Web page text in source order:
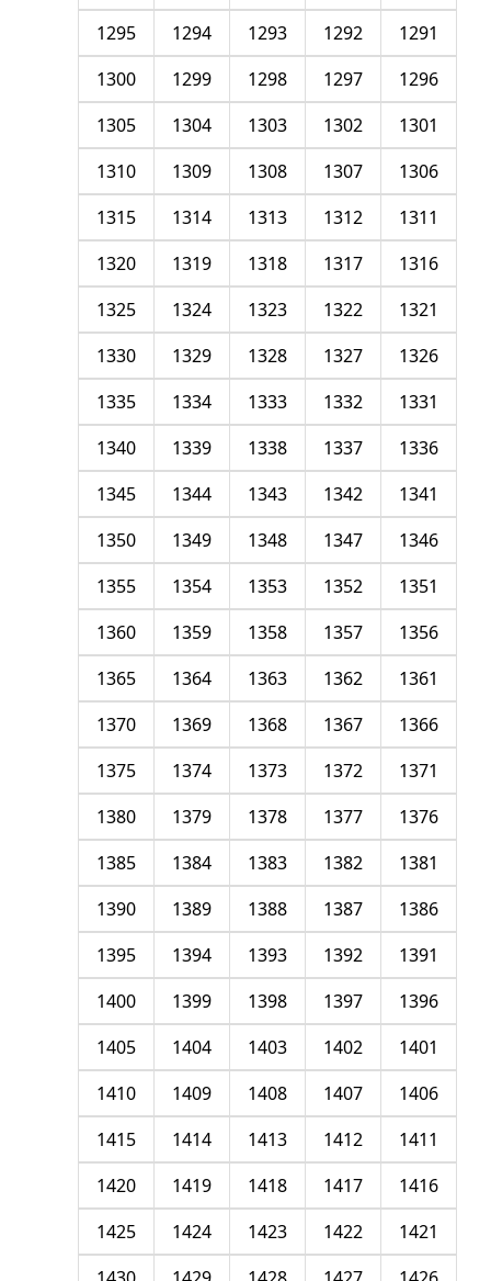
1291
1292
1293
1294
1295
1296
1297
1298
1299
1300
1301
1302
1303
1304
1305
1306
1307
1308
1309
1310
1311
1312
1313
1314
1315
1316
1317
1318
1319
1320
1321
1322
1323
1324
1325
1326
1327
1328
1329
1330
1331
1332
1333
1334
1335
1336
1337
1338
1339
1340
1341
1342
1343
1344
1345
1346
1347
1348
1349
1350
1351
1352
1353
1354
1355
1356
1357
1358
1359
1360
1361
1362
1363
1364
1365
1366
1367
1368
1369
1370
1371
1372
1373
1374
1375
1376
1377
1378
1379
1380
1381
1382
1383
1384
1385
1386
1387
1388
1389
1390
1391
1392
1393
1394
1395
1396
1397
1398
1399
1400
1401
1402
1403
1404
1405
1406
1407
1408
1409
1410
1411
1412
1413
1414
1415
1416
1417
1418
1419
1420
1421
1422
1423
1424
1425